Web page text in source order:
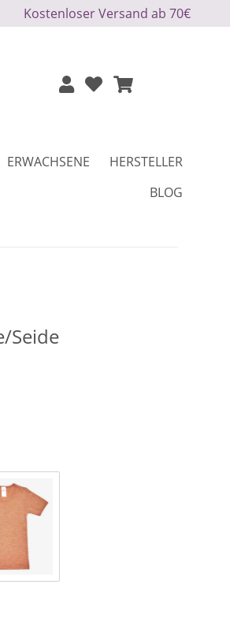
Kostenloser Versand ab 70€
ERWACHSENE
HERSTELLER
BLOG
Seide